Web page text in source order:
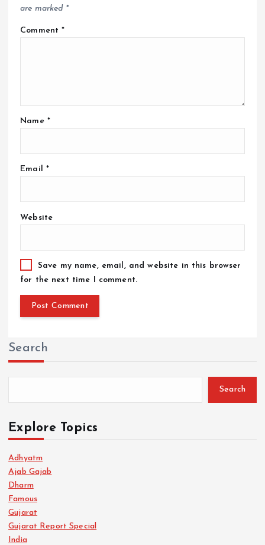
are marked *
Comment*
Name *
Email *
Website
Save my name, email, and website in this browser
for the next time I comment.
Search
Search
Explore Topics
Adhyatm
Ajab Gajab
Dharm
Famous
Gujarat
Gujarat Report Special
India